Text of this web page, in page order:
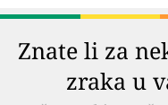
Znate li za
zraka u